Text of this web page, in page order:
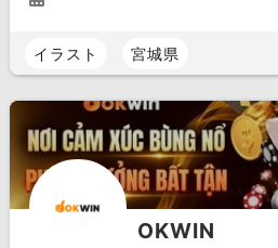
イラスト 宮城県
OKWIN